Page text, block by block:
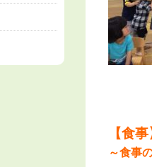
【食事
～食事